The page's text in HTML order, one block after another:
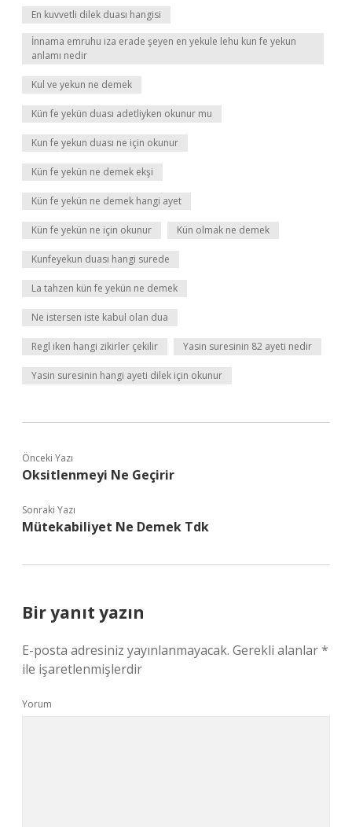
En kuvvetli dilek duası hangisi
İnnama emruhu iza erade şeyen en yekule lehu kun fe yekun
anlamı nedir
Kul ve yekun ne demek
Kün fe yekün duası adetliyken okunur mu
Kun fe yekun duası ne için okunur
Kün fe yekün ne demek ekşi
Kün fe yekün ne demek hangi ayet
Kün fe yekün ne için okunur Kün olmak ne demek
Kunfeyekun duası hangi surede
La tahzen kün fe yekün ne demek
Ne istersen iste kabul olan dua
Regl iken hangi zikirler çekilir Yasin suresinin 82 ayeti nedir
Yasin suresinin hangi ayeti dilek için okunur
Önceki Yazı
Oksitlenmeyi Ne Geçirir
Sonraki Yazı
Mütekabiliyet Ne Demek Tdk
Bir yanıt yazın
E-posta adresiniz yayınlanmayacak. Gerekli alanlar*
ile işaretlenmişlerdir
Yorum